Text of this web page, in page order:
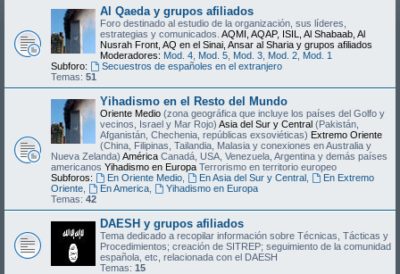
Al Qaeda y grupos afiliados
Foro destinado al estudio de la organización, sus líderes,
estrategias y comunicados. AQMI, AQAP, ISIL, Al Shabaab, Al
Nusrah Front, AQ en el Sinai, Ansar al Sharia y grupos afiliados
Moderadores: Mod. 4 Mod. 5 Mod. 3 Mod. 2 Mod. 1
Subforo:
Secuestros de españoles en el extranjero
Temas: 51
Yihadismo en el Resto del Mundo
Oriente Medio (zona geográfica que incluye los países del Golfo y
vecinos, Israel y Mar Rojo) Asia del Sur y Central (Pakistán,
Afganistán, Chechenia, repúblicas exsoviéticas) Extremo Oriente
(China, Filipinas, Tailandia, Malasia y conexiones en Australia y
Nueva Zelanda) América Canadá, USA, Venezuela, Argentina y demás países
americanos Yihadismo en Europa Terrorismo en territorio europeo
Subforos:
En Oriente Medio, En Asia del Sur y Central,
En Extremo
Oriente
En America,
Yihadismo en Europa
Temas: 42
DAESH y grupos afiliados
Tema dedicado a recopilar información sobre Técnicas, Tácticas y
Procedimientos; creación de SITREP; seguimiento de la comunidad
española, etc, relacionada con el DAESH
Temas: 15